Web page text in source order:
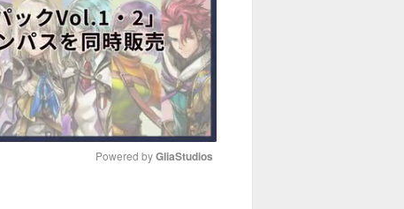
Powered by GliaStudios